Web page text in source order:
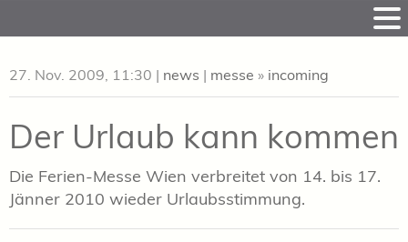
to
27. Nov. 2009, 11:30 | news | messe » incoming
Der Urlaub kann kommen
Die Ferien-Messe Wien verbreitet von 14. bis 17.
Jänner 2010 wieder Urlaubsstimmung.